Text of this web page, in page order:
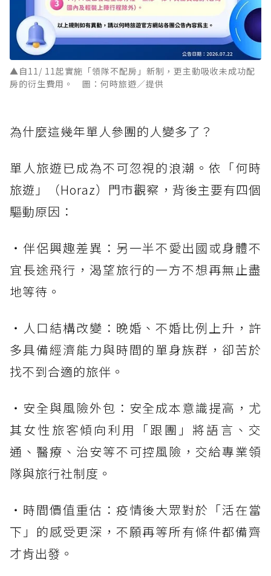
▲自11/ 11起實施「領隊不配房」新制，更主動吸收未成功配
房的衍生費用。 圖：何時旅遊／提供
為什麼這幾年單人參團的人變多了？
單人旅遊已成為不可忽視的浪潮。依「何時
旅遊」（Horaz）門市觀察，背後主要有四個
驅動原因：
・伴侶興趣差異：另一半不愛出國或身體不
宜長途飛行，渴望旅行的一方不想再無止盡
地等待。
・人口結構改變：晚婚、不婚比例上升，許
多具備經濟能力與時間的單身族群，卻苦於
找不到合適的旅伴。
・安全與風險外包：安全成本意識提高，尤
其女性旅客傾向利用「跟團」將語言、交
通、醫療、治安等不可控風險，交給專業領
隊與旅行社制度。
・時間價值重估：疫情後大眾對於「活在當
下」的感受更深，不願再等所有條件都備齊
才肯出發。